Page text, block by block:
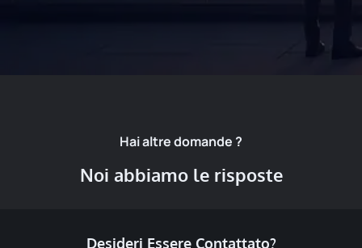
Hai altre domande ?
Noi abbiamo le risposte
Desideri Essere Contattato?